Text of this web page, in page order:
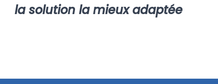
la solution la mieux adaptée